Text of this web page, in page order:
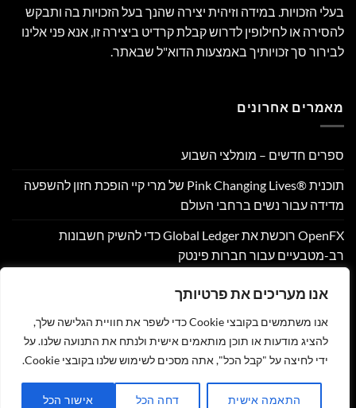
אנו מעריכים את פרטיותך
אנו משתמשים בקובצי Cookie כדי לשפר את חוויית הגלישה שלך,
להציג מודעות או תוכן מותאמים אישית ולנתח את התנועה שלנו. על
ידי לחיצה על "קבל הכל", אתה מסכים לשימוש שלנו בקובצי Cookie.
התאמה אישית דחה הכל אישור הכל
בעלי הזכויות. במידה וזיהית יצירה שהנך בעל הזכויות בה ותבקש
להסירה או לחילופין לדרוש קבלת קרדיט ביצירה זו, אנא פני אלינו
לבירור סך זכויותיך באמצעות הדוא"ל שבאתר.
מאמרים אחרונים
ספרים חדשים – מומלצי השבוע
תוכנית Pink Changing Lives®‎ של מרי קיי הופכת חזון להשפעה
מדידה עבור נשים ברחבי העולם
OpenFX רוכשת את Global Ledger כדי להשיק חשבונות
רב-מטבעיים עבור חברות פינטק
PU Prime מרחיבה את המסחר בזהב עם השקת XAUUSD247